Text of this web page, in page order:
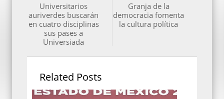
Granja de la
democracia fomenta
la cultura política
Universitarios
auriverdes buscarán
en cuatro disciplinas
sus pases a
Universiada
Related Posts